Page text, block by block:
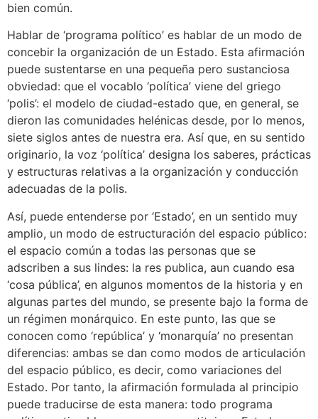
bien común.
Hablar de ‘programa político’ es hablar de un modo de
concebir la organización de un Estado. Esta afirmación
puede sustentarse en una pequeña pero sustanciosa
obviedad: que el vocablo ‘política’ viene del griego
‘polis’: el modelo de ciudad-estado que, en general, se
dieron las comunidades helénicas desde, por lo menos,
siete siglos antes de nuestra era. Así que, en su sentido
originario, la voz ‘política’ designa los saberes, prácticas
y estructuras relativas a la organización y conducción
adecuadas de la polis.
Así, puede entenderse por ‘Estado’, en un sentido muy
amplio, un modo de estructuración del espacio público:
el espacio común a todas las personas que se
adscriben a sus lindes: la res publica, aun cuando esa
‘cosa pública’, en algunos momentos de la historia y en
algunas partes del mundo, se presente bajo la forma de
un régimen monárquico. En este punto, las que se
conocen como ‘república’ y ‘monarquía’ no presentan
diferencias: ambas se dan como modos de articulación
del espacio público, es decir, como variaciones del
Estado. Por tanto, la afirmación formulada al principio
puede traducirse de esta manera: todo programa